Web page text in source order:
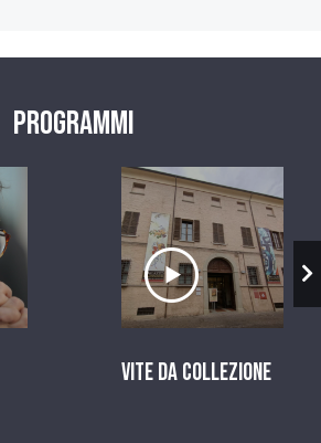
Programmi
il servizio Ascolta il
Vite da Collezione